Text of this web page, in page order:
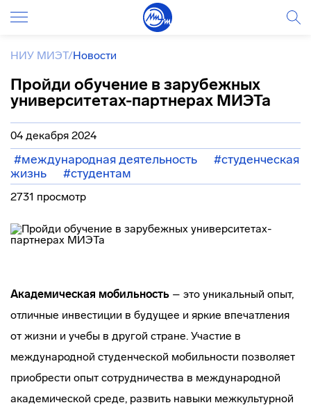
НИУ МИЭТ/Новости
Пройди обучение в зарубежных
университетах-партнерах МИЭТа
04 декабря 2024
#международная деятельность
#студенческая
жизнь
#студентам
2731 просмотр
Академическая мобильность – это уникальный опыт,
отличные инвестиции в будущее и яркие впечатления
от жизни и учебы в другой стране. Участие в
международной студенческой мобильности позволяет
приобрести опыт сотрудничества в международной
академической среде, развить навыки межкультурной